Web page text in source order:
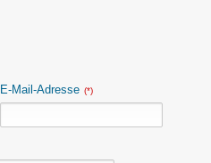
E-Mail-Adresse (*)